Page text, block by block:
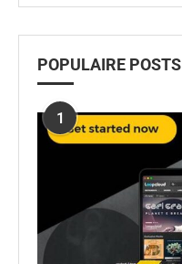
POPULAIRE POSTS
1